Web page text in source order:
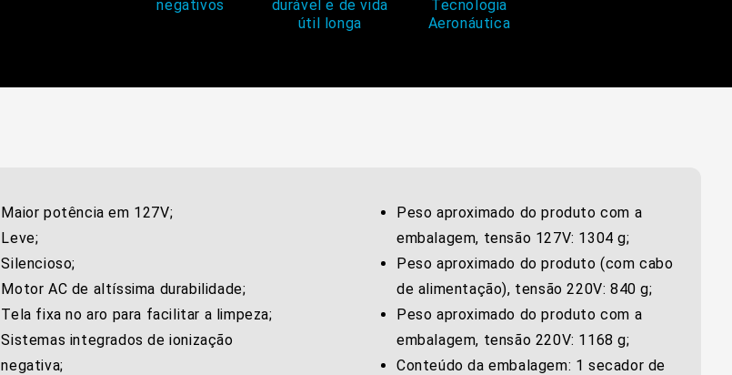
negativos
durável e de vida
útil longa
Tecnologia
Aeronáutica
Maior potência em 127V;
Leve;
Silencioso;
Motor AC de altíssima durabilidade;
Tela fixa no aro para facilitar a limpeza;
Sistemas integrados de ionização
negativa;
Peso aproximado do produto com a
embalagem, tensão 127V: 1304 g;
Peso aproximado do produto (com cabo
de alimentação), tensão 220V: 840 g;
Peso aproximado do produto com a
embalagem, tensão 220V: 1168 g;
Conteúdo da embalagem: 1 secador de